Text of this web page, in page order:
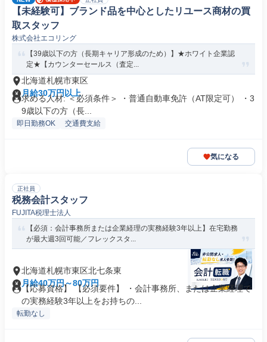
【未経験可】ブランド品を中心としたリユース商材の買
取スタッフ
株式会社エコリング
【39歳以下の方（長期キャリア形成のため）】★ホワイト企業認
定★【カウンターセールス（査定...
北海道札幌市東区
月給30万円以上
求める人材: ＜必須条件＞ ・普通自動車免許（AT限定可） ・3
9歳以下の方（長...
即日勤務OK 交通費支給
気になる
正社員
税務会計スタッフ
FUJITA税理士法人
【必須：会計事務所または企業経理の実務経験3年以上】在宅勤務
が最大週3回可能／フレックスタ...
北海道札幌市東区北七条東
月給40万円～80万円
【応募資格】 【必須要件】 ・会計事務所、または企業経理で
の実務経験3年以上をお持ちの...
転勤なし